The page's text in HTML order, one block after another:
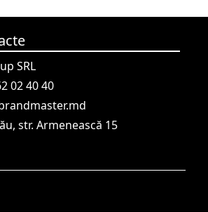
SRL
02 40 40
str. Armenească 15